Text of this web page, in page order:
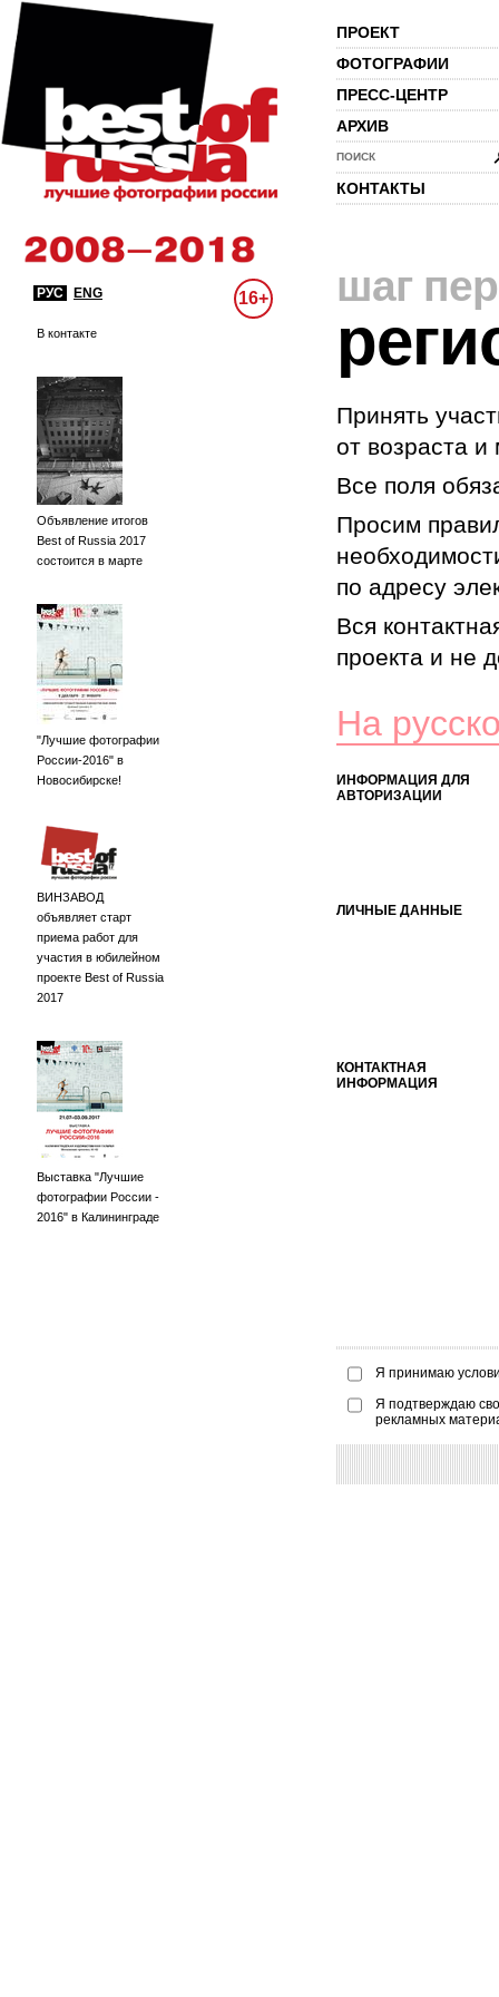
ПРОЕКТ
ФОТОГРАФИИ
ПРЕСС-ЦЕНТР
АРХИВ
ПОИСК
КОНТАКТЫ
РУС ENG 16+
В контакте
Объявление итогов
Best of Russia 2017
состоится в марте
"Лучшие фотографии
России-2016" в
Новосибирске!
ВИНЗАВОД
объявляет старт
приема работ для
участия в юбилейном
проекте Best of Russia
2017
Выставка "Лучшие
фотографии России -
2016" в Калининграде
шаг
Принять
от возраста
Все поля
Просим
по адресу
Вся
проекта и не
На
ИНФОРМАЦИЯ ДЛЯ
АВТОРИЗАЦИИ
ЛИЧНЫЕ ДАННЫЕ
КОНТАКТНАЯ
ИНФОРМАЦИЯ
Я принимаю
Я подтверждаю
рекламных